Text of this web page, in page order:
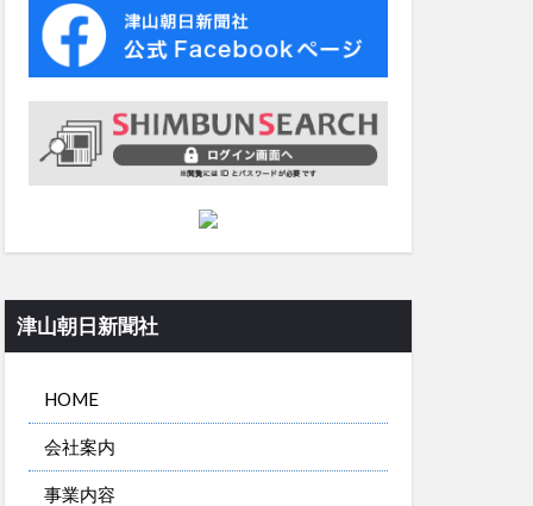
津山朝日新聞社
HOME
会社案内
事業内容